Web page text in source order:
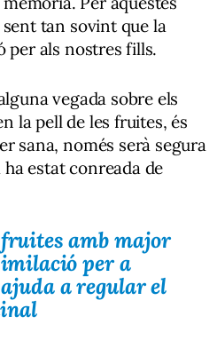
tan sovint que la
per als nostres fills.
vegada sobre els
la pell de les fruites, és
sana, només serà segura
estat conreada de
amb major
per a
a regular el